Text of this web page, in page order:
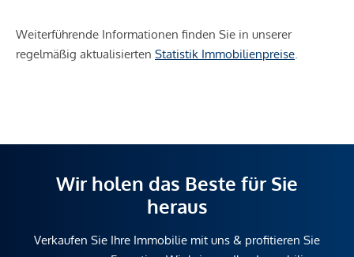
Weiterführende Informationen finden Sie in unserer
regelmäßig aktualisierten Statistik Immobilienpreise
Wir holen das Beste für Sie
heraus
Verkaufen Sie Ihre Immobilie mit uns & profitieren Sie